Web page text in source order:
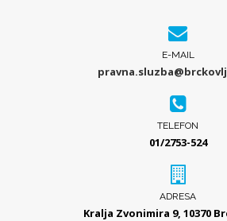
E-MAIL
TELEFON
01/2753-524
ADRESA
Kralja Zvonimira 9, 10370